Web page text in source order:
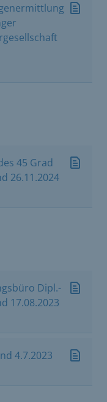
45 Grad
26.11.2024
Dipl.-
17.08.2023
4.7.2023